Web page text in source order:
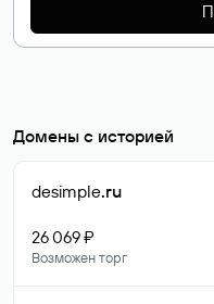
Домены с историей
desimple.ru
26 069 ₽
Возможен торг